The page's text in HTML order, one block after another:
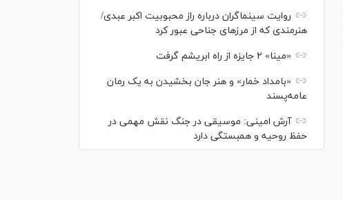
روایت سینماگران درباره راز محبوبیت اکبر عبدی/
هنرمندی که از مرزهای جناحی عبور کرد
«مینا» ۲ جایزه از راه ابریشم گرفت
«بامداد خمار» و هنر جان بخشیدن به یک رمان
عامه‌پسند
آرش امینی: موسیقی در جنگ نقش مهمی در
حفظ روحیه و همبستگی دارد